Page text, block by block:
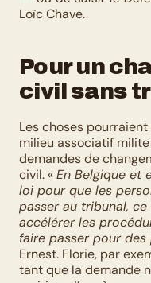
Loïc Chave.
Pour un
civil sans
Les choses pourraient
milieu associatif
demandes de
civil. « En Belgique et
loi pour que les
passer au tribunal,
accélérer les
faire passer pour
Ernest. Florie, par
tant que la demande